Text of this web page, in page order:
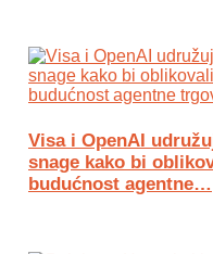
Visa i OpenAI
snage kako bi
budućnost agentne…